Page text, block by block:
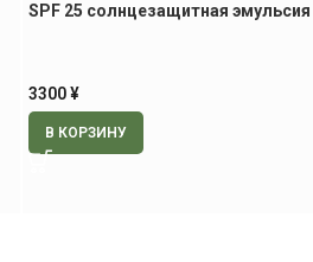
SPF 25 солнцезащитная
3300¥
В КОРЗИНУ